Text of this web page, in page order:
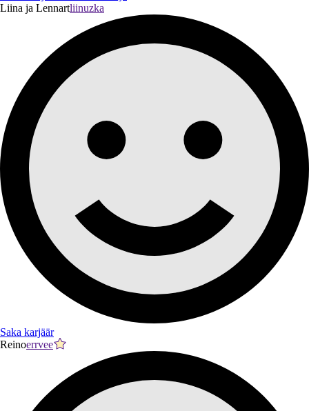
Liina ja Lennartliinuzka
Saka karjäär
Reinoerrvee